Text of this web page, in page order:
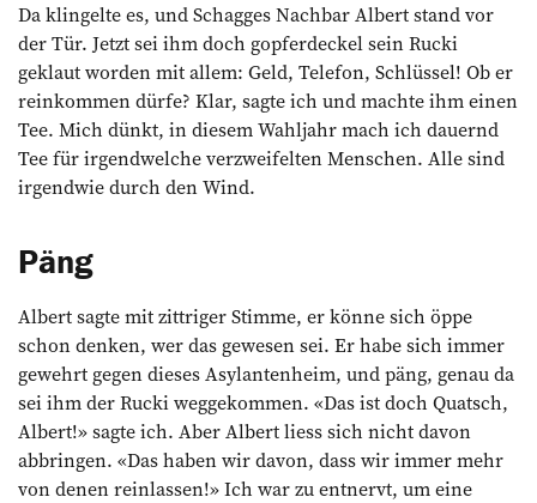
Da klingelte es, und Schagges Nachbar ­Albert stand vor
der Tür. Jetzt sei ihm doch ­gopferdeckel sein Rucki
geklaut worden mit allem: Geld, Telefon, Schlüssel! Ob er
reinkommen dürfe? Klar, sagte ich und machte ihm einen
Tee. Mich dünkt, in diesem Wahljahr mach ich dauernd
Tee für irgendwelche verzweifelten Menschen. Alle sind
irgendwie durch den Wind.
Päng
Albert sagte mit zittriger Stimme, er könne sich öppe
schon denken, wer das gewesen sei. Er habe sich immer
gewehrt gegen dieses Asylantenheim, und päng, genau da
sei ihm der Rucki weggekommen. «Das ist doch Quatsch,
Albert!» sagte ich. Aber Albert liess sich nicht davon
abbringen. «Das ­haben wir davon, dass wir immer mehr
von denen reinlassen!» Ich war zu entnervt, um eine